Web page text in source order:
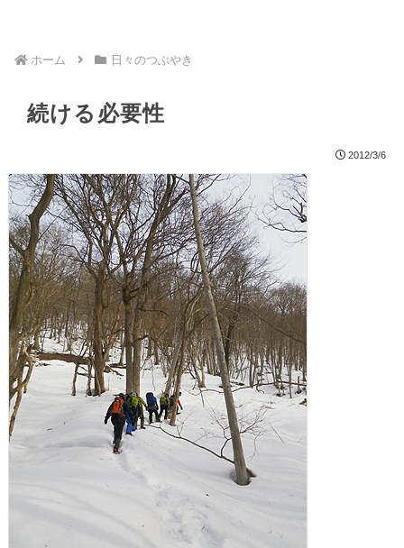
ホーム 日々のつぶやき
続ける必要性
2012/3/6